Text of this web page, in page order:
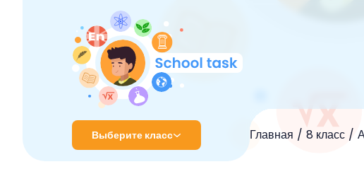
Выберите класс Главная 8 класс